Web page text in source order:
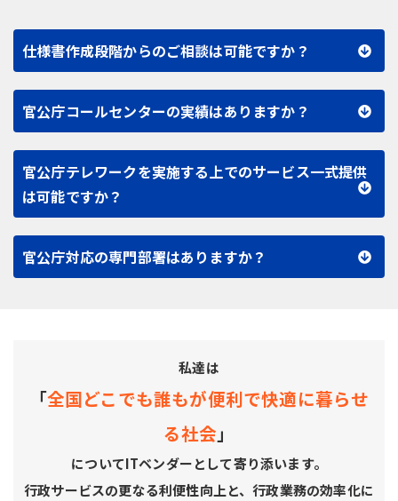
仕様書作成段階からのご相談は可能ですか？
官公庁コールセンターの実績はありますか？
官公庁テレワークを実施する上でのサービス一式提供
は可能ですか？
官公庁対応の専門部署はありますか？
私達は
「全国どこでも誰もが便利で快適に暮らせ
る社会」
についてITベンダーとして寄り添います。
行政サービスの更なる利便性向上と、行政業務の効率化に